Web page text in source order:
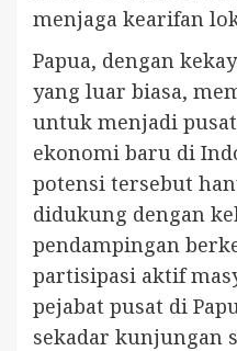
menjaga kearifan
Papua, dengan
yang luar biasa,
untuk menjadi
ekonomi baru di
potensi tersebut
didukung dengan
pendampingan
partisipasi aktif
pejabat pusat di
sekadar kunjungan